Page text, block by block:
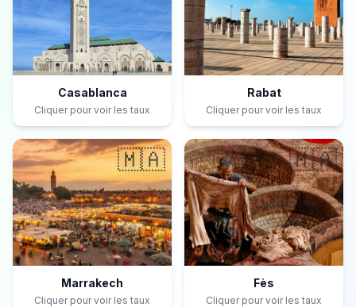
Casablanca
Cliquer pour voir les taux
Rabat
Cliquer pour voir les taux
🇲🇦
Marrakech
Cliquer pour voir les taux
🇲🇦
Fès
Cliquer pour voir les taux